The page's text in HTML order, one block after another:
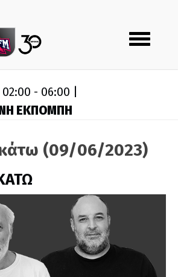
Toggle
navigation
02:00 - 06:00 |
ΕΚΠΟΜΠΗ
(09/06/2023)